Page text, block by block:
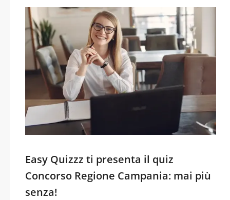
Easy Quizzz ti presenta il quiz
Concorso Regione Campania: mai più
senza!